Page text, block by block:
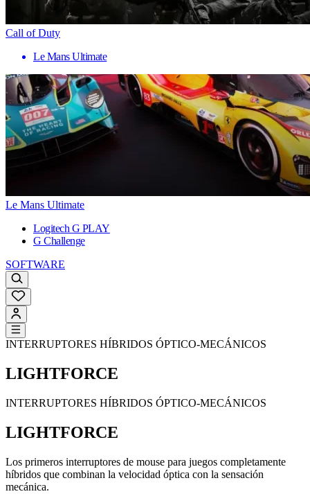
Call of Duty
Le Mans Ultimate
Le Mans Ultimate
Logitech G PLAY
G Challenge
SOFTWARE
INTERRUPTORES HÍBRIDOS ÓPTICO-MECÁNICOS
LIGHTFORCE
INTERRUPTORES HÍBRIDOS ÓPTICO-MECÁNICOS
LIGHTFORCE
Los primeros interruptores de mouse para juegos completamente
híbridos que combinan la velocidad óptica con la sensación
mecánica.